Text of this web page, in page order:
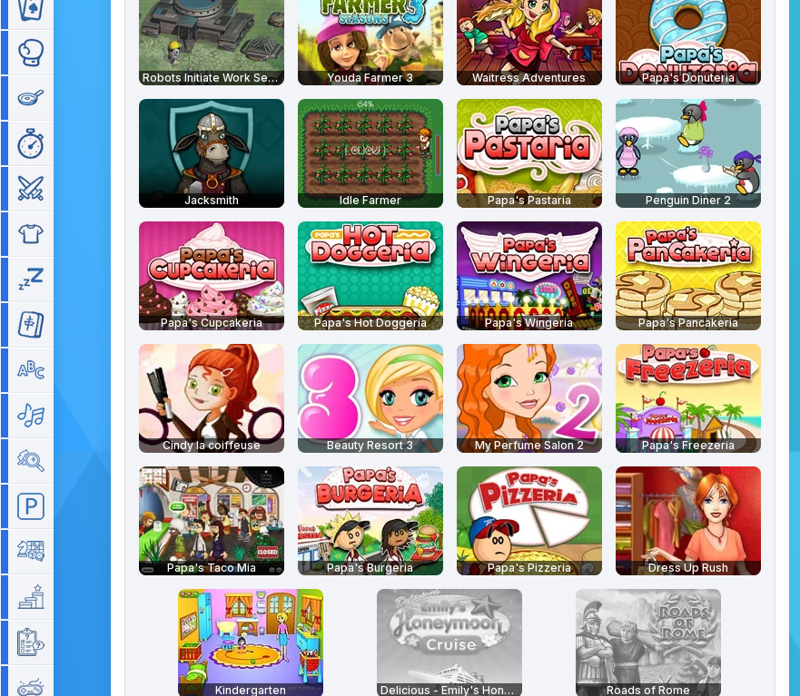
Robots Initiate Work Sequence Youda Farmer 3 Waitress Adventures Papa's Donuteria
Jacksmith Idle Farmer Papa's Pastaria Penguin Diner 2
Papa's Cupcakeria Papa's Hot Doggeria Papa's Wingeria Papa's Pancakeria
Cindy la coiffeuse Beauty Resort 3 My Perfume Salon 2 Papa's Freezeria
Papa's Taco Mia Papa's Burgeria Papa's Pizzeria Dress Up Rush
Kindergarten Delicious - Emily's Honeymoon Cruise Roads of Rome